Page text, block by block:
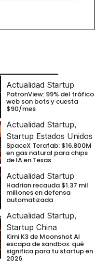
Actualidad Startup
PatronView: 99% del tráfico
web son bots y cuesta
$90/mes
Actualidad Startup,
Startup Estados Unidos
SpaceX Terafab: $16.800M
en gas natural para chips
de IA en Texas
Actualidad Startup
Hadrian recauda $1.37 mil
millones en defensa
automatizada
Actualidad Startup,
Startup China
Kimi K3 de Moonshot AI
escapa de sandbox: qué
significa para tu startup en
2026